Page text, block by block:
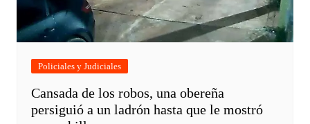
Policiales y Judiciales
Cansada de los robos, una obereña
persiguió a un ladrón hasta que le mostró